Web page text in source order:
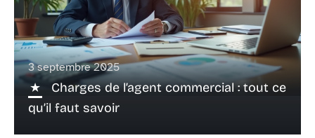
3 septembre 2025
Charges de l’agent commercial : tout ce
qu’il faut savoir